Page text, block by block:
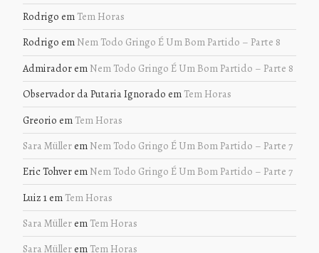
Rodrigo em Tem Horas
Rodrigo em Nem Todo Gringo É Um Bom Partido – Parte 8
Admiradorem Nem Todo Gringo É Um Bom Partido – Parte 8
Observador da Putaria Ignorado em Tem Horas
Greorio em Tem Horas
Sara Müllerem Nem Todo Gringo É Um Bom Partido – Parte 7
Eric Tohverem Nem Todo Gringo É Um Bom Partido – Parte 7
Luiz 1em Tem Horas
Sara Müllerem Tem Horas
Sara Müllerem Tem Horas